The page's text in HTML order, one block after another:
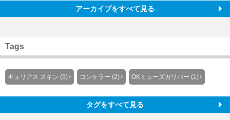
アーカイブをすべて見る
Tags
キュリアス スキン (5) コンケラー (2) OKミューズガリバー (1)
タグをすべて見る